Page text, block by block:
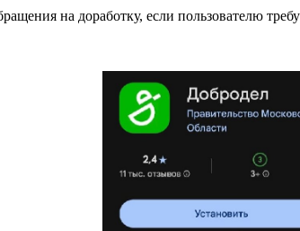
на доработку, если пользователю